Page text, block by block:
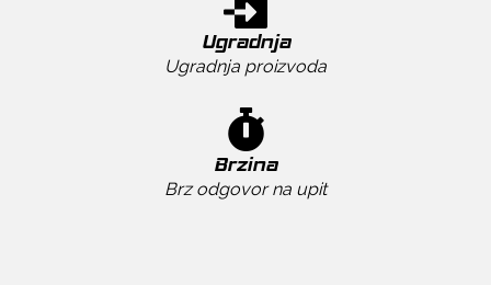
Ugradnja
Ugradnja proizvoda
Brzina
Brz odgovor na upit